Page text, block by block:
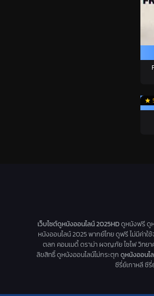
เว็บไซต์ดูหนังออนไลน์ 2025HDดูหนังฟรี ดู
หนังออนไลน์ 2025 พากย์ไทย ดูฟรี ไม่มีค่า
ตลก คอมเมดี้ ดราม่า ผจญภัย ไซไฟ วิทย
ลิขสิทธิ์ ดูหนังออนไลน์ไม่กระตุกดูหนังออนไ
ซีรี่ย์เกาหลี ซี